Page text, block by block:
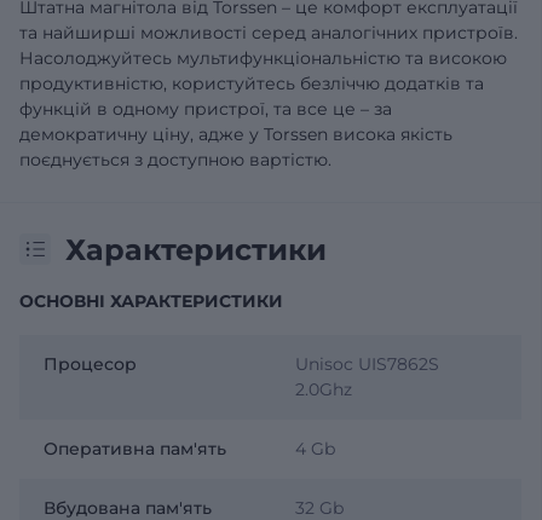
Штатна магнітола від Torssen – це комфорт експлуатації
та найширші можливості серед аналогічних пристроїв.
Насолоджуйтесь мультифункціональністю та високою
продуктивністю, користуйтесь безліччю додатків та
функцій в одному пристрої, та все це – за
демократичну ціну, адже у Torssen висока якість
поєднується з доступною вартістю.
Характеристики
ОСНОВНІ ХАРАКТЕРИСТИКИ
Процесор
Unisoc UIS7862S
2.0Ghz
Оперативна пам'ять 4 Gb
Вбудована пам'ять 32 Gb